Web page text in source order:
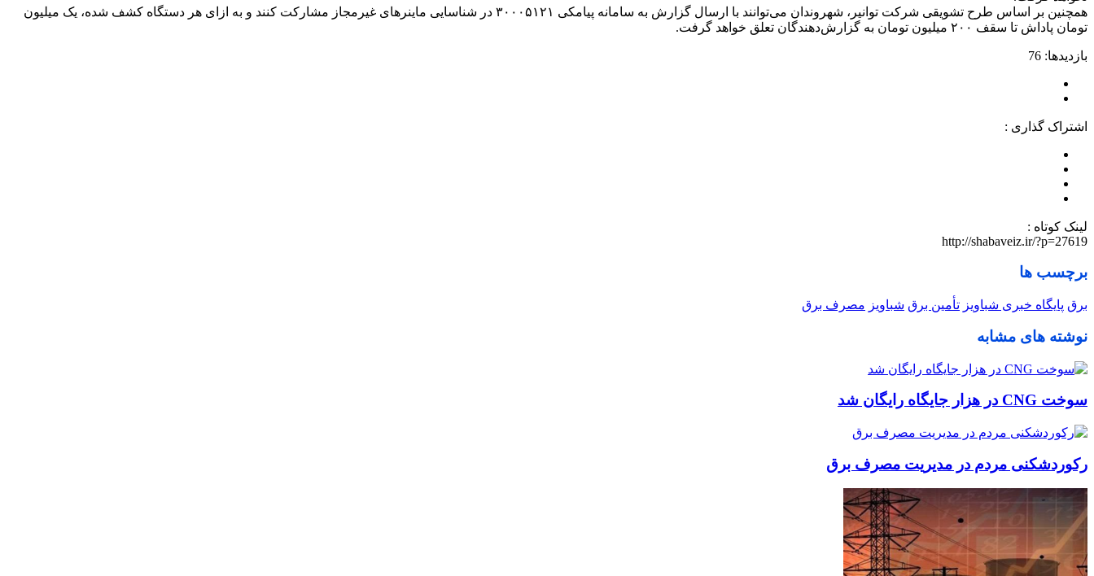
همچنین بر اساس طرح تشویقی شرکت توانیر، شهروندان می‌توانند با ارسال گزارش به سامانه پیامکی ۳۰۰۰۵۱۲۱ در شناسایی ماینرهای غیرمجاز مشارکت کنند و به ازای هر دستگاه کشف‌ شده، یک میلیون
تومان پاداش تا سقف ۲۰۰ میلیون تومان به گزارش‌دهندگان تعلق خواهد گرفت.
بازدیدها: 76
اشتراک گذاری :
لینک کوتاه :
http://shabaveiz.ir/?p=27619
برچسب ها
برق پایگاه خبری شباویز تأمین برق شباویز مصرف برق
نوشته های مشابه
سوخت CNG در هزار جایگاه رایگان شد
رکوردشکنی مردم در مدیریت مصرف برق